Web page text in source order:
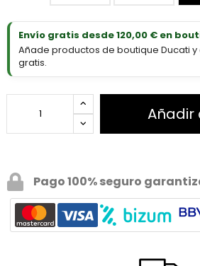
Envío gratis desde 120,00 € en
Añade productos de boutique Ducati
gratis.
Añadir
Pago 100% seguro